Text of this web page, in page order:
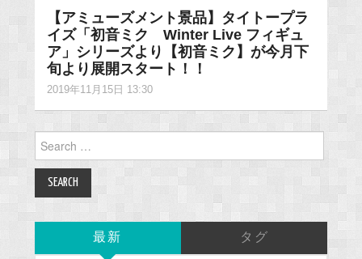
【アミューズメント景品】タイトープラ
イズ「初音ミク Winter Live フィギュ
ア」シリーズより【初音ミク】が今月下
旬より展開スタート！！
2019年11月15日 13:30
for:
最新 タグ